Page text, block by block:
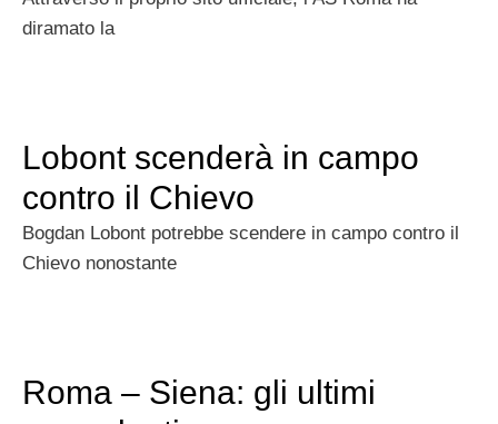
diramato la
Lobont scenderà in campo
contro il Chievo
Bogdan Lobont potrebbe scendere in campo contro il
Chievo nonostante
Roma – Siena: gli ultimi